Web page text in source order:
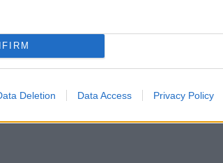
Deletion Data Access Privacy Policy